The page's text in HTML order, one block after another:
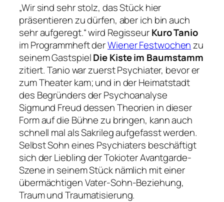
„Wir sind sehr stolz, das Stück hier
präsentieren zu dürfen, aber ich bin auch
sehr aufgeregt.“wird RegisseurKuro Tanio
im Programmheft derWiener Festwochenzu
seinem GastspielDie Kiste im Baumstamm
zitiert. Tanio war zuerst Psychiater, bevor er
zum Theater kam; und in der Heimatstadt
des Begründers der Psychoanalyse
Sigmund Freud dessen Theorien in dieser
Form auf die Bühne zu bringen, kann auch
schnell mal als Sakrileg aufgefasst werden.
Selbst Sohn eines Psychiaters beschäftigt
sich der Liebling der Tokioter Avantgarde-
Szene in seinem Stück nämlich mit einer
übermächtigen Vater-Sohn-Beziehung,
Traum und Traumatisierung.